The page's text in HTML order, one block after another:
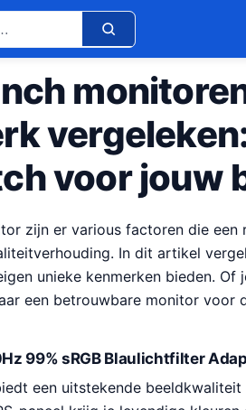
voor jouw
zijn er various factoren die
In dit artikel
unieke kenmerken bieden. Of
een betrouwbare monitor voor
99% sRGB Blaulichtfilter
een uitstekende